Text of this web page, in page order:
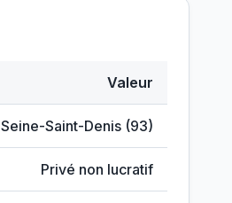
Valeur
Seine-Saint-Denis (93)
Privé non lucratif